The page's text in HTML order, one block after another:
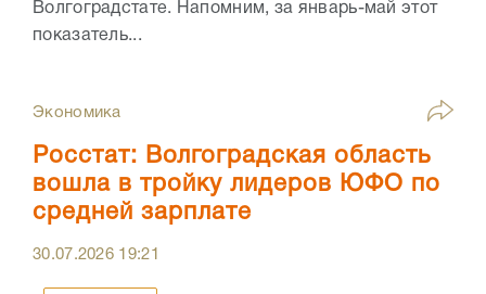
Волгоградстате. Напомним, за январь-май этот
показатель...
Экономика
Росстат: Волгоградская область
вошла в тройку лидеров ЮФО по
средней зарплате
30.07.2026 19:21